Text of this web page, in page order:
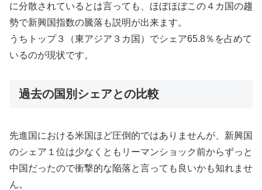
に分散されているとは言っても、ほぼほぼこの４カ国の趨
勢で新興国指数の騰落も説明が出来ます。
うちトップ３（東アジア３カ国）でシェア65.8％を占めて
いるのが現状です。
過去の国別シェアとの比較
先進国における米国ほど圧倒的ではありませんが、新興国
のシェア１位は少なくともリーマンショック前からずっと
中国だったので衝撃的な陥落と言っても良いかも知れませ
ん。